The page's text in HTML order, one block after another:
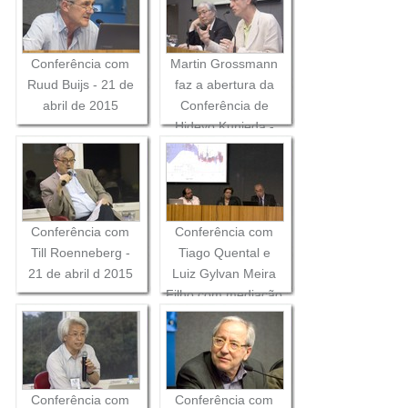
Conferência com
Ruud Buijs - 21 de
abril de 2015
Martin Grossmann
faz a abertura da
Conferência de
Hideyo Kunieda -
21 de abril de 2015
Conferência com
Till Roenneberg -
21 de abril d 2015
Conferência com
Tiago Quental e
Luiz Gylvan Meira
Filho com mediação
de Vera Lúcia
Imperatriz Fonseca
- 22 de abril de
2015
Conferência com
Conferência com